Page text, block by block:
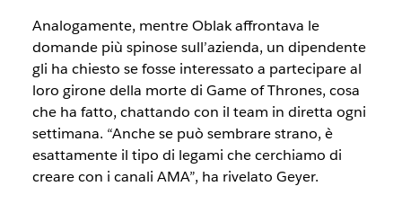
Analogamente, mentre Oblak affrontava le
domande più spinose sull’azienda, un dipendente
gli ha chiesto se fosse interessato a partecipare al
loro girone della morte di Game of Thrones, cosa
che ha fatto, chattando con il team in diretta ogni
settimana. “Anche se può sembrare strano, è
esattamente il tipo di legami che cerchiamo di
creare con i canali AMA”, ha rivelato Geyer.